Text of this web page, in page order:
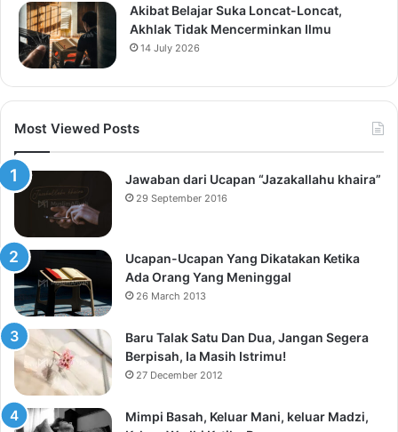
Akibat Belajar Suka Loncat-Loncat,
Akhlak Tidak Mencerminkan Ilmu
14 July 2026
Most Viewed Posts
Jawaban dari Ucapan “Jazakallahu khaira”
29 September 2016
Ucapan-Ucapan Yang Dikatakan Ketika
Ada Orang Yang Meninggal
26 March 2013
Baru Talak Satu Dan Dua, Jangan Segera
Berpisah, Ia Masih Istrimu!
27 December 2012
Mimpi Basah, Keluar Mani, keluar Madzi,